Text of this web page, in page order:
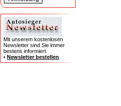
Mit unserem kostenlosen
Newsletter sind Sie immer
bestens informiert.
• Newsletter bestellen